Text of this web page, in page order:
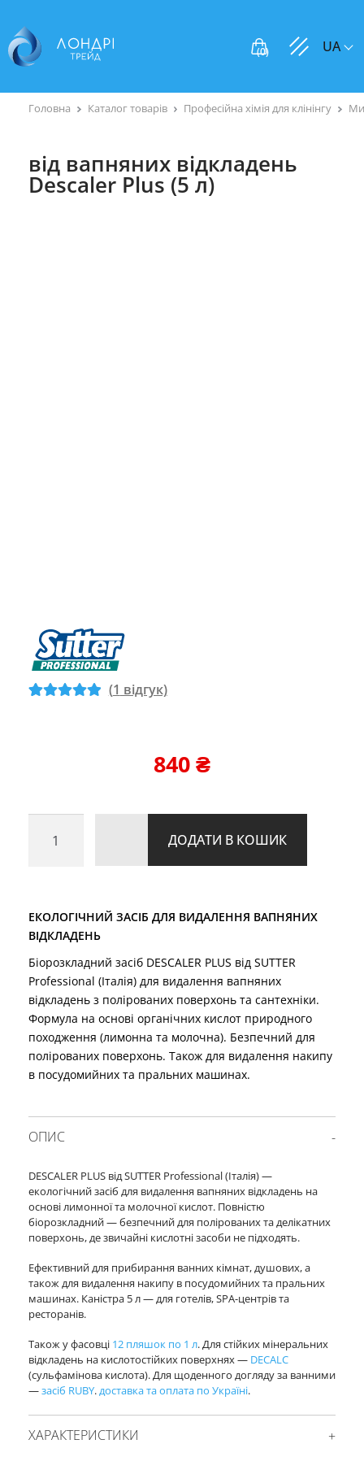
(0) UA
Головна Каталог товарів Професійна хімія для клінінгу
від вапняних відкладень
Descaler Plus (5 л)
(1 відгук)
840₴
вапняних
(5
л)
кількість
ДОДАТИ В КОШИК
ЕКОЛОГІЧНИЙ ЗАСІБ ДЛЯ ВИДАЛЕННЯ ВАПНЯНИХ
ВІДКЛАДЕНЬ
Біорозкладний засіб DESCALER PLUS від SUTTER
Professional (Італія) для видалення вапняних
відкладень з полірованих поверхонь та сантехніки.
Формула на основі органічних кислот природного
походження (лимонна та молочна). Безпечний для
полірованих поверхонь. Також для видалення накипу
в посудомийних та пральних машинах.
ОПИС
DESCALER PLUS від SUTTER Professional (Італія) —
екологічний засіб для видалення вапняних відкладень на
основі лимонної та молочної кислот. Повністю
біорозкладний — безпечний для полірованих та делікатних
поверхонь, де звичайні кислотні засоби не підходять.
Ефективний для прибирання ванних кімнат, душових, а
також для видалення накипу в посудомийних та пральних
машинах. Каністра 5 л — для готелів, SPA-центрів та
ресторанів.
Також у фасовці 12 пляшок по 1 л. Для стійких мінеральних
відкладень на кислотостійких поверхнях — DECALC
(сульфамінова кислота). Для щоденного догляду за ванними
—засіб RUBY.доставка та оплата по Україні.
ХАРАКТЕРИСТИКИ